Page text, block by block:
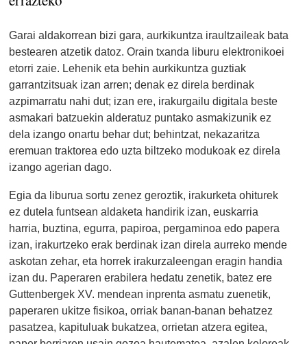
Garai aldakorrean bizi gara, aurkikuntza iraultzaileak bata
bestearen atzetik datoz. Orain txanda liburu elektronikoei
etorri zaie. Lehenik eta behin aurkikuntza guztiak
garrantzitsuak izan arren; denak ez direla berdinak
azpimarratu nahi dut; izan ere, irakurgailu digitala beste
asmakari batzuekin alderatuz puntako asmakizunik ez
dela izango onartu behar dut; behintzat, nekazaritza
eremuan traktorea edo uzta biltzeko modukoak ez direla
izango agerian dago.
Egia da liburua sortu zenez geroztik, irakurketa ohiturek
ez dutela funtsean aldaketa handirik izan, euskarria
harria, buztina, egurra, papiroa, pergaminoa edo papera
izan, irakurtzeko erak berdinak izan direla aurreko mende
askotan zehar, eta horrek irakurzaleengan eragin handia
izan du. Paperaren erabilera hedatu zenetik, batez ere
Guttenbergek XV. mendean inprenta asmatu zuenetik,
paperaren ukitze fisikoa, orriak banan-banan behatzez
pasatzea, kapituluak bukatzea, orrietan atzera egitea,